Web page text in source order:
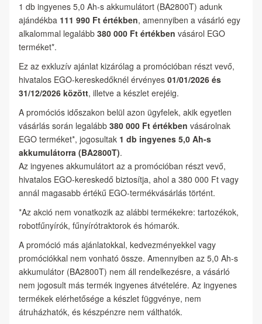
1 db ingyenes 5,0 Ah-s akkumulátort (BA2800T) adunk
ajándékba 111 990 Ft értékben, amennyiben a vásárló egy
alkalommal legalább 380 000 Ft értékben vásárol EGO
terméket*.
Ez az exkluzív ajánlat kizárólag a promócióban részt vevő,
hivatalos EGO-kereskedőknél érvényes 01/01/2026 és
31/12/2026 között, illetve a készlet erejéig.
A promóciós időszakon belül azon ügyfelek, akik egyetlen
vásárlás során legalább 380 000 Ft értékben vásárolnak
EGO terméket*, jogosultak 1 db ingyenes 5,0 Ah-s
akkumulátorra (BA2800T).
Az ingyenes akkumulátort az a promócióban részt vevő,
hivatalos EGO-kereskedő biztosítja, ahol a 380 000 Ft vagy
annál magasabb értékű EGO-termékvásárlás történt.
*Az akció nem vonatkozik az alábbi termékekre: tartozékok,
robotfűnyírók, fűnyírótraktorok és hómarók.
A promóció más ajánlatokkal, kedvezményekkel vagy
promóciókkal nem vonható össze. Amennyiben az 5,0 Ah-s
akkumulátor (BA2800T) nem áll rendelkezésre, a vásárló
nem jogosult más termék ingyenes átvételére. Az ingyenes
termékek elérhetősége a készlet függvénye, nem
átruházhatók, és készpénzre nem válthatók.